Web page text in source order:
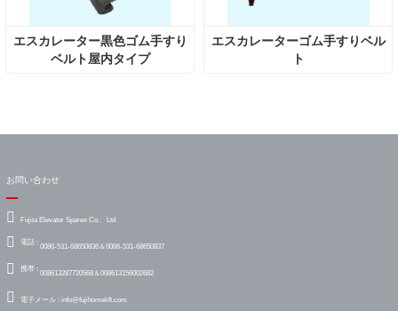
エスカレーター黒色ゴム手すり
ベルト屋内タイプ
エスカレーターゴム手すりベル
ト
お問い合わせ
Fujita Elevator Spares Co.、Ltd
電話 : 0086-531-68650836＆0086-531-68650837
携帯 : 008613287720568＆008613156002682
電子メール : info@fujihomelift.com